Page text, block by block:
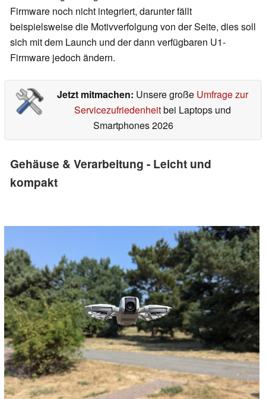
Firmware noch nicht integriert, darunter fällt
beispielsweise die Motivverfolgung von der Seite, dies soll
sich mit dem Launch und der dann verfügbaren U1-
Firmware jedoch ändern.
Jetzt mitmachen: Unsere große Umfrage zur
Servicezufriedenheitbei Laptops und
Smartphones 2026
Gehäuse & Verarbeitung - Leicht und
kompakt